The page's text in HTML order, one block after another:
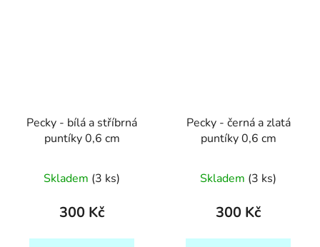
Pecky - bílá a stříbrná
puntíky 0,6 cm
Skladem (3 ks)
300 Kč
Pecky - černá a zlatá
puntíky 0,6 cm
Skladem (3 ks)
300 Kč